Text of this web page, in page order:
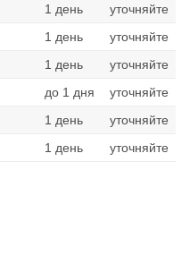
1 день
уточняйте
1 день
уточняйте
1 день
уточняйте
до 1 дня
уточняйте
1 день
уточняйте
1 день уточняйте